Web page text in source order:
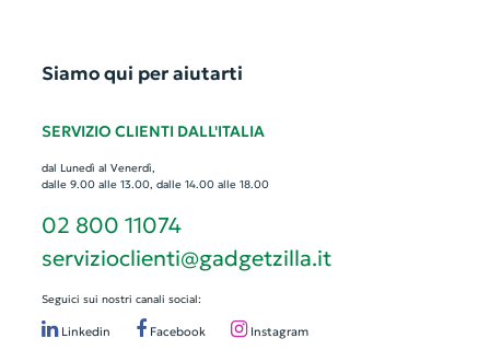
Siamo qui per aiutarti
SERVIZIO CLIENTI DALL'ITALIA
dal Lunedì al Venerdì,
dalle 9.00 alle 13.00, dalle 14.00 alle 18.00
02 800 11074
servizioclienti@gadgetzilla.it
Seguici sui nostri canali social:
Linkedin Facebook Instagram